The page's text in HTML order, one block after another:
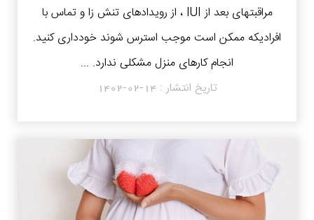
مراقبتهای بعد از IUI ، از رویدادهای تنش زا و تماس با
افرادیکه ممکن است موجب استرس شوند خودداری کنید.
انجام کارهای منزل مشکلی ندارد. ...
تاریخ انتشار : 1402-02-14